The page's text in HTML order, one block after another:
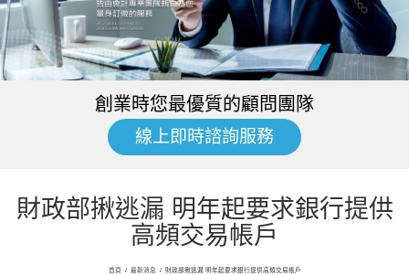
創業時您最優質的顧問團隊
線上即時諮詢服務
財政部揪逃漏 明年起要求銀行提供
高頻交易帳戶
首頁 / 最新消息 / 財政部揪逃漏 明年起要求銀行提供高頻交易帳戶